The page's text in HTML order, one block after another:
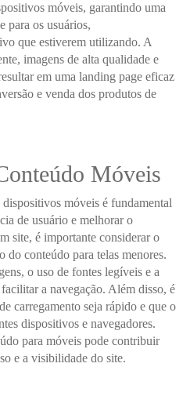
móveis, garantindo uma
para os usuários,
que estiverem utilizando. A
imagens de alta qualidade e
em uma landing page eficaz
e venda dos produtos de
Móveis
móveis é fundamental
de usuário e melhorar o
site, é importante considerar o
do conteúdo para telas menores.
o uso de fontes legíveis e a
a navegação. Além disso, é
carregamento seja rápido e que o
dispositivos e navegadores.
para móveis pode contribuir
e a visibilidade do site.